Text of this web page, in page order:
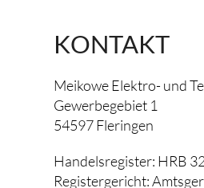
KONTAKT
Meikowe Elektro- und
Gewerbegebiet 1
54597 Fleringen
Handelsregister: HRB
Registergericht: